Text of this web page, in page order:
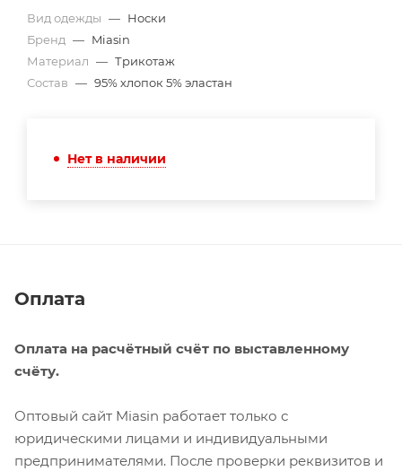
Вид одежды — Носки
Бренд — Miasin
Материал — Трикотаж
Состав — 95% хлопок 5% эластан
Нет в наличии
Оплата
Оплата на расчётный счёт по выставленному
счёту.
Оптовый сайт Miasin работает только с
юридическими лицами и индивидуальными
предпринимателями. После проверки реквизитов и